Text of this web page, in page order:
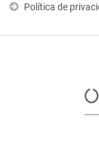
Política de